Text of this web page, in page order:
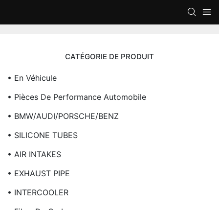
CATÉGORIE DE PRODUIT
• En Véhicule
• Pièces De Performance Automobile
• BMW/AUDI/PORSCHE/BENZ
• SILICONE TUBES
• AIR INTAKES
• EXHAUST PIPE
• INTERCOOLER